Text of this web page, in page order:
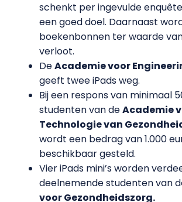
schenkt per ingevulde
een goed doel. Daarnaast
boekenbonnen ter waarde
verloot.
DeAcademie voor
geeft twee iPads weg.
Bij een respons van minimaal
studenten van deAcademie
Technologie van
wordt een bedrag van 1.000
beschikbaar gesteld.
Vier iPads mini’s worden
deelnemende studenten van
voor Gezondheidszorg.